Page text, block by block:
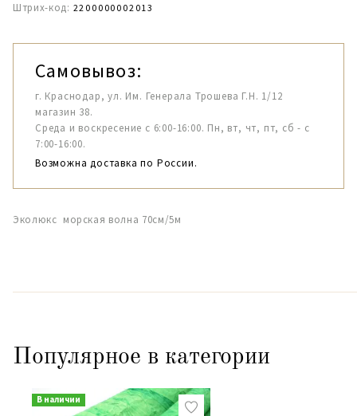
Штрих-код: 2200000002013
Самовывоз:
г. Краснодар, ул. Им. Генерала Трошева Г.Н. 1/12
магазин 38.
Среда и воскресение с 6:00-16:00. Пн, вт, чт, пт, сб - с
7:00-16:00.
Возможна доставка по России.
Эколюкс морская волна 70см/5м
Популярное в категории
В наличии